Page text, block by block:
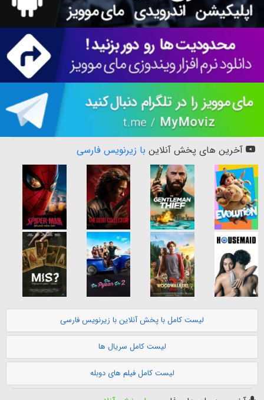
آخرین های پخش آنلاین با زیرنویس فارسی
لیست کامل با پخش آنلاین با زیرنویس فارسی
لیست کامل سریال ها
لیست کامل فیلم های دوبله